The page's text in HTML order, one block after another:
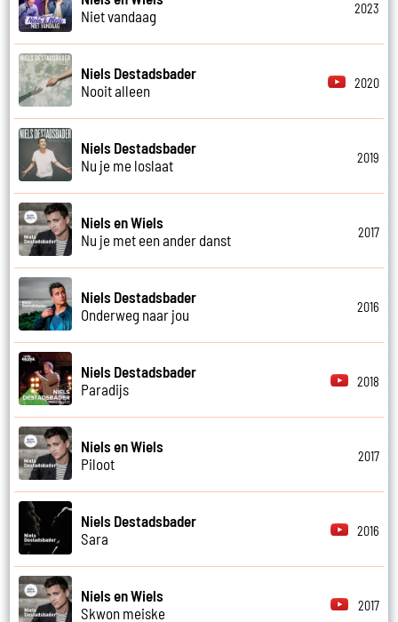
Niet vandaag
2023
Niels Destadsbader
Nooit alleen
2020
Niels Destadsbader
Nu je me loslaat
2019
Niels en Wiels
Nu je met een ander danst
2017
Niels Destadsbader
Onderweg naar jou
2016
Niels Destadsbader
Paradijs
2018
Niels en Wiels
Piloot
2017
Niels Destadsbader
Sara
2016
Niels en Wiels
Skwon meiske
2017